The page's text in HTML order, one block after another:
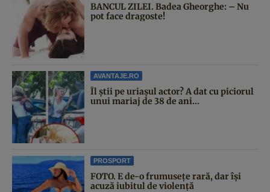
BANCUL ZILEI. Badea Gheorghe: – Nu
pot face dragoste!
AVANTAJE.RO
Îl știi pe uriașul actor? A dat cu piciorul
unui mariaj de 38 de ani...
PROSPORT
FOTO. E de-o frumusețe rară, dar își
acuză iubitul de violență